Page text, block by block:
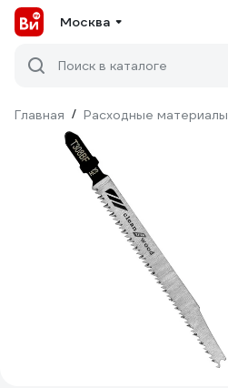
Москва
Поиск в каталоге
Главная / Расходные материалы